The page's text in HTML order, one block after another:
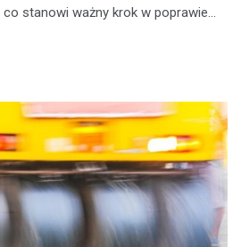
stanowi ważny krok w poprawie…